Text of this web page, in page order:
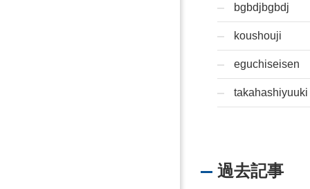
bgbdjbgbdj
koushouji
eguchiseisen
takahashiyuuki
過去記事